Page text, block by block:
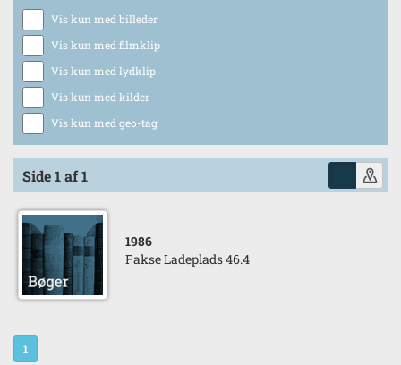
Vis kun med billeder
Vis kun med filmklip
Vis kun med lydklip
Vis kun med kilder
Vis kun med geo-tag
Side 1 af 1
1986
Fakse Ladeplads 46.4
1